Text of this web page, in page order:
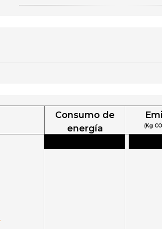
Consumo de
energía
(Kg CO